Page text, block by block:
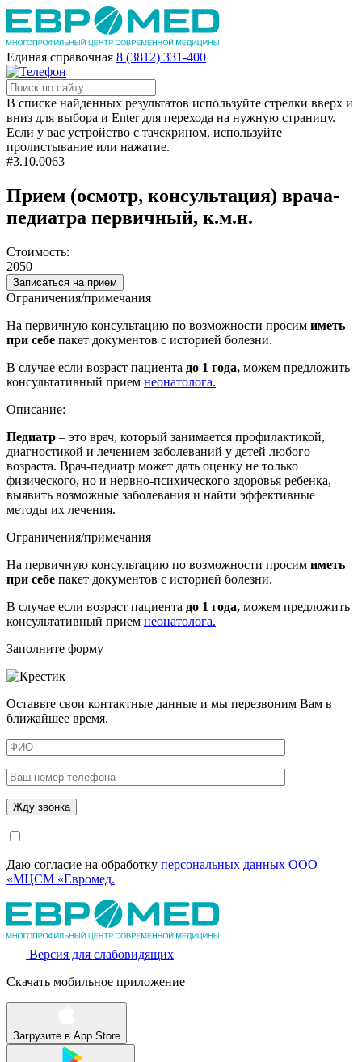
Единая справочная 8 (3812) 331-400
В списке найденных результатов используйте стрелки вверх и
вниз для выбора и Enter для перехода на нужную страницу.
Если у вас устройство с тачскрином, используйте
пролистывание или нажатие.
#3.10.0063
Прием (осмотр, консультация) врача-
педиатра первичный, к.м.н.
Стоимость:
2050
Записаться на прием
Ограничения/примечания
На первичную консультацию по возможности просим иметь
при себе пакет документов с историей болезни.
В случае если возраст пациента до 1 года, можем предложить
консультативный прием неонатолога.
Описание:
Педиатр – это врач, который занимается профилактикой,
диагностикой и лечением заболеваний у детей любого
возраста. Врач-педиатр может дать оценку не только
физического, но и нервно-психического здоровья ребенка,
выявить возможные заболевания и найти эффективные
методы их лечения.
Ограничения/примечания
На первичную консультацию по возможности просим иметь
при себе пакет документов с историей болезни.
В случае если возраст пациента до 1 года, можем предложить
консультативный прием неонатолога.
Заполните форму
Оставьте свои контактные данные и мы перезвоним Вам в
ближайшее время.
Даю согласие на обработку персональных данных ООО
«МЦСМ «Евромед.
Версия для слабовидящих
Скачать мобильное приложение
Загрузите в App Store